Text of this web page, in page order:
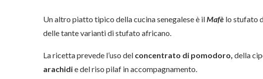
Un altro piatto tipico della cucina senegalese è ilMafè lo stufato
delle tante varianti di stufato africano.
La ricetta prevede l’uso del concentrato di pomodoro, della
arachidie del riso pilaf in accompagnamento.